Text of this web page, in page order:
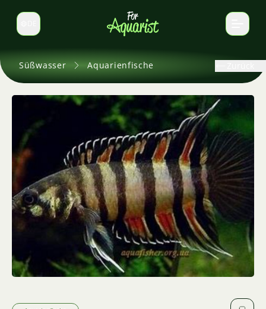
Sprache wechseln
Süßwasser Aquarienfische